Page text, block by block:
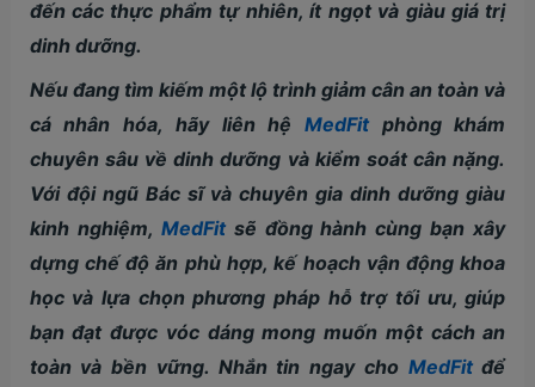
đến các thực phẩm tự nhiên, ít ngọt và giàu giá trị
dinh dưỡng.
Nếu đang tìm kiếm một lộ trình giảm cân an toàn và
cá nhân hóa, hãy liên hệ MedFitphòng khám
chuyên sâu về dinh dưỡng và kiểm soát cân nặng.
Với đội ngũ Bác sĩ và chuyên gia dinh dưỡng giàu
kinh nghiệm, MedFitsẽ đồng hành cùng bạn xây
dựng chế độ ăn phù hợp, kế hoạch vận động khoa
học và lựa chọn phương pháp hỗ trợ tối ưu, giúp
bạn đạt được vóc dáng mong muốn một cách an
toàn và bền vững. Nhắn tin ngay cho MedFitđể